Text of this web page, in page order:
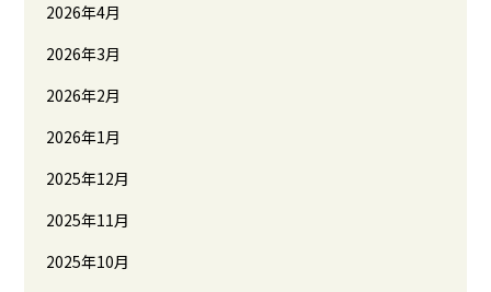
2026年4月
2026年3月
2026年2月
2026年1月
2025年12月
2025年11月
2025年10月